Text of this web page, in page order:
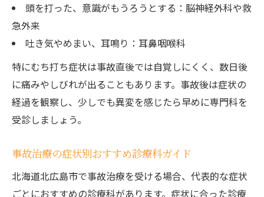
頭を打った、意識がもうろうとする：脳神経外科や救
急外来
吐き気やめまい、耳鳴り：耳鼻咽喉科
特にむち打ち症状は事故直後では自覚しにくく、数日後
に痛みやしびれが出ることもあります。事故後は症状の
経過を観察し、少しでも異変を感じたら早めに専門科を
受診しましょう。
事故治療の症状別おすすめ診療科ガイド
北海道北広島市で事故治療を受ける場合、代表的な症状
ごとにおすすめの診療科があります。症状に合った診療